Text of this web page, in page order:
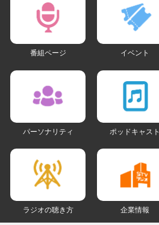
番組ページ イベント
パーソナリティ ポッドキャスト
ラジオの聴き方 企業情報